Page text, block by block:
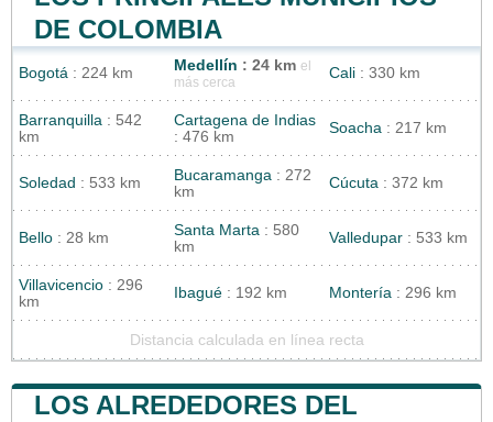
DE COLOMBIA
Bogotá : 224 km Medellín : 24 km el
más cerca
Cali : 330 km
Barranquilla : 542
km
Cartagena de Indias
: 476 km
Soacha : 217 km
Soledad : 533 km Bucaramanga : 272
km
Cúcuta : 372 km
Bello : 28 km Santa Marta : 580
km
Valledupar : 533 km
Villavicencio : 296
km
Ibagué : 192 km Montería : 296 km
Distancia calculada en línea recta
LOS ALREDEDORES DEL